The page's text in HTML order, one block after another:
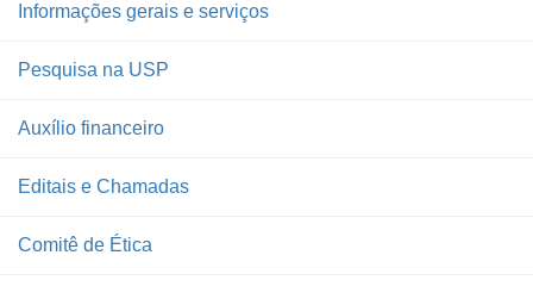
Informações gerais e serviços
Pesquisa na USP
Auxílio financeiro
Editais e Chamadas
Comitê de Ética